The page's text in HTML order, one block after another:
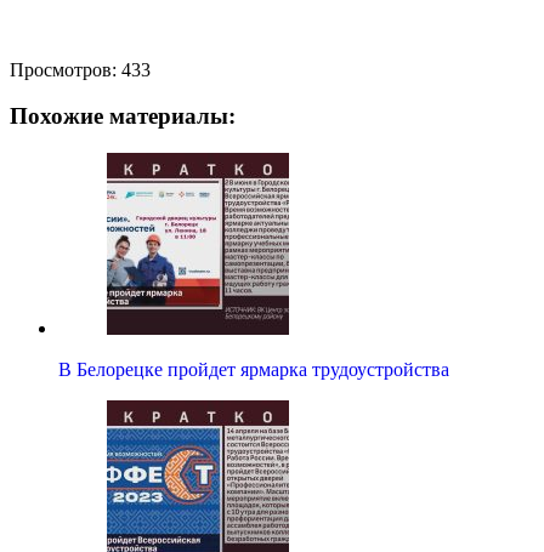
Просмотров: 433
Похожие материалы:
В Белорецке пройдет ярмарка трудоустройства